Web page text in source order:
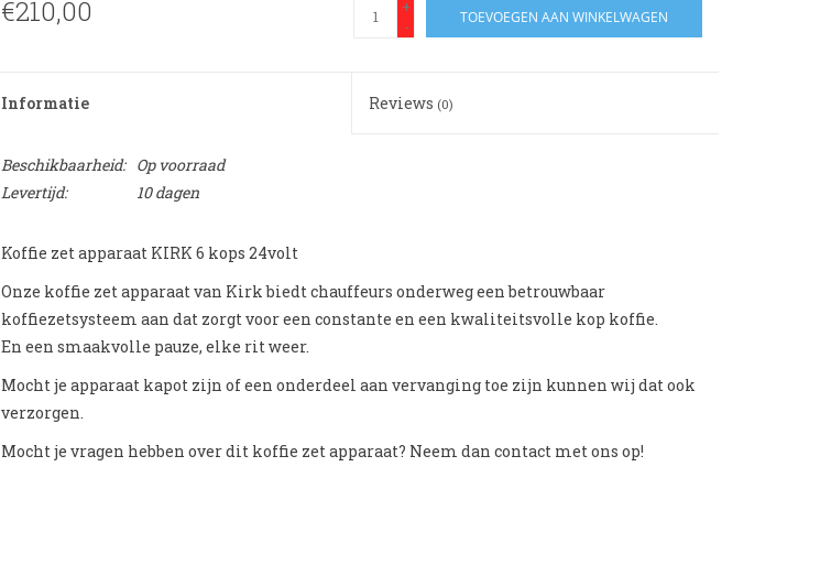
€210,00
+
-
TOEVOEGEN AAN WINKELWAGEN
Informatie Reviews (0)
Beschikbaarheid:
Op voorraad
Levertijd:
10 dagen
Koffie zet apparaat KIRK 6 kops 24volt
Onze koffie zet apparaat van Kirk biedt chauffeurs onderweg een betrouwbaar
koffiezetsysteem aan dat zorgt voor een constante en een kwaliteitsvolle kop koffie.
En een smaakvolle pauze, elke rit weer.
Mocht je apparaat kapot zijn of een onderdeel aan vervanging toe zijn kunnen wij dat ook
verzorgen.
Mocht je vragen hebben over dit koffie zet apparaat? Neem dan contact met ons op!